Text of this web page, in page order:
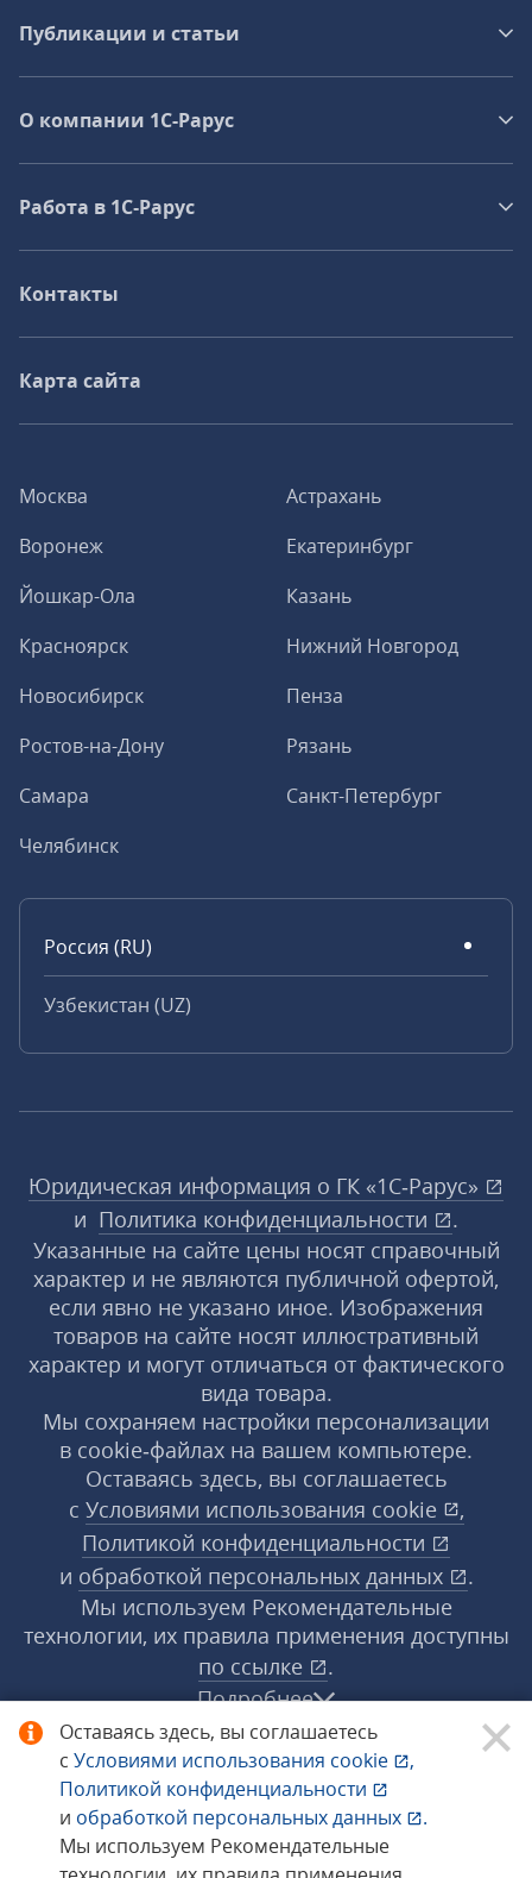
Оставаясь здесь, вы соглашаетесь
с Условиями использования cookie
,
Политикой конфиденциальности
и обработкой персональных данных
.
Мы используем Рекомендательные
Москва
Астрахань
Воронеж
Екатеринбург
Йошкар-Ола
Казань
Красноярск
Нижний Новгород
Новосибирск
Пенза
Ростов-на-Дону
Рязань
Самара
Санкт-Петербург
Челябинск
Россия (RU)
Узбекистан (UZ)
Публикации и статьи
О компании 1C-Рарус
Работа в 1С‑Рарус
Контакты
Карта сайта
Юридическая информация о ГК «1С‑Рарус»
и Политика конфиденциальности
.
Указанные на сайте цены носят справочный
характер и не являются публичной офертой,
если явно не указано иное. Изображения
товаров на сайте носят иллюстративный
характер и могут отличаться от фактического
вида товара.
Мы сохраняем настройки персонализации
в cookie‑файлах на вашем компьютере.
Оставаясь здесь, вы соглашаетесь
с Условиями использования cookie
,
Политикой конфиденциальности
и обработкой персональных данных
.
Мы используем Рекомендательные
технологии, их правила применения доступны
по ссылке
.
Подробнее
© 1998−2026 «1С‑Рарус» ®. Все права
защищены.